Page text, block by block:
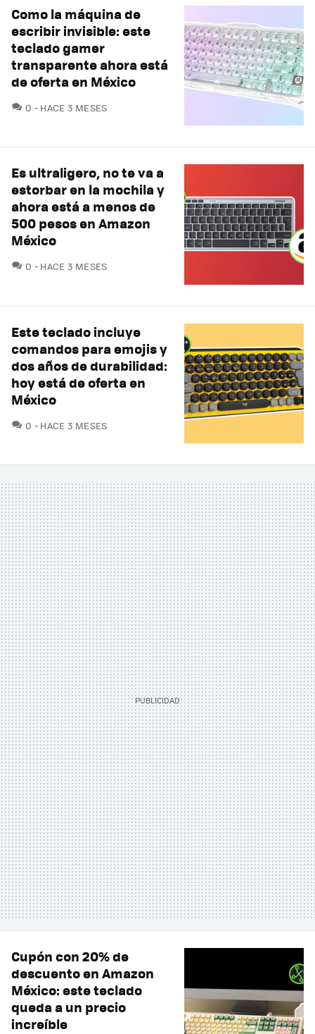
Como la máquina de
escribir invisible: este
teclado gamer
transparente ahora está
de oferta en México
0 COMENTARIOS
HACE 3 MESES
Es ultraligero, no te va a
estorbar en la mochila y
ahora está a menos de
500 pesos en Amazon
México
0 COMENTARIOS
HACE 3 MESES
Este teclado incluye
comandos para emojis y
dos años de durabilidad:
hoy está de oferta en
México
0 COMENTARIOS
HACE 3 MESES
Cupón con 20% de
descuento en Amazon
México: este teclado
queda a un precio
increíble